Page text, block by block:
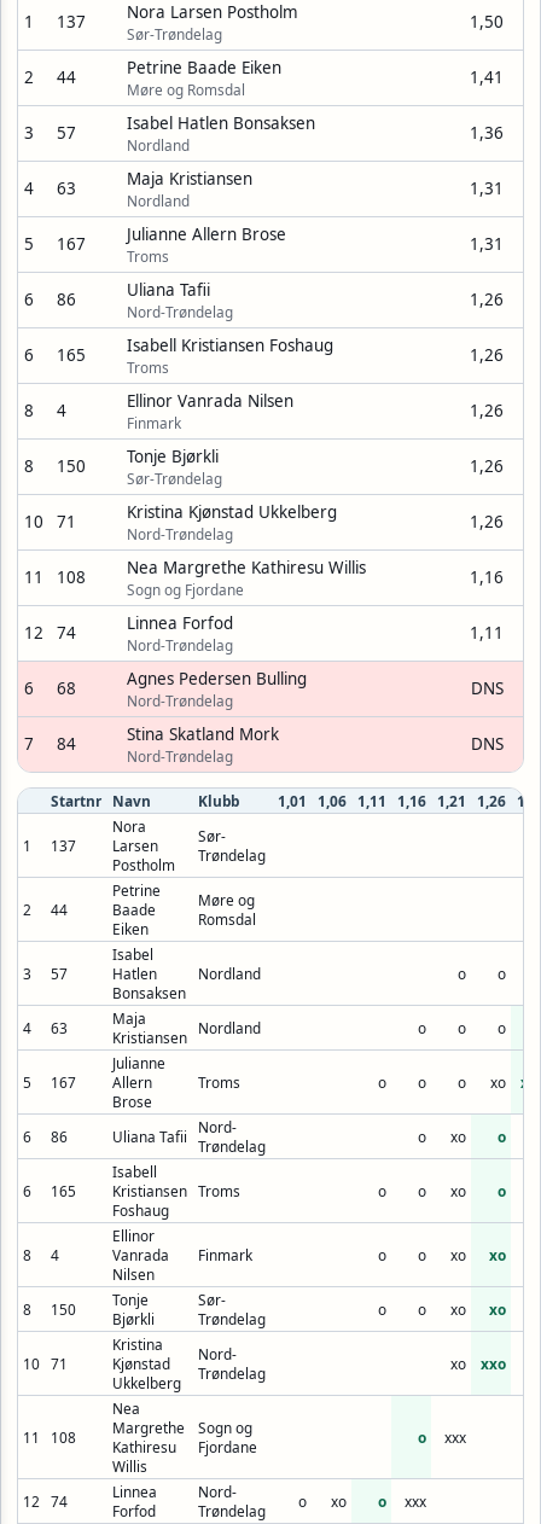
1 137 Nora Larsen Postholm
Sør-Trøndelag
1,50
2 44 Petrine Baade Eiken
Møre og Romsdal
1,41
3 57 Isabel Hatlen Bonsaksen
Nordland
1,36
4 63 Maja Kristiansen
Nordland
1,31
5 167 Julianne Allern Brose
Troms
1,31
6 86 Uliana Tafii
Nord-Trøndelag
1,26
6 165 Isabell Kristiansen Foshaug
Troms
1,26
8 4 Ellinor Vanrada Nilsen
Finmark
1,26
8 150 Tonje Bjørkli
Sør-Trøndelag
1,26
10 71 Kristina Kjønstad Ukkelberg
Nord-Trøndelag
1,26
11 108 Nea Margrethe Kathiresu Willis
Sogn og Fjordane
1,16
12 74 Linnea Forfod
Nord-Trøndelag
1,11
6 68 Agnes Pedersen Bulling
Nord-Trøndelag
DNS
7 84 Stina Skatland Mork
Nord-Trøndelag
DNS
Startnr Navn Klubb 1,01 1,06 1,11 1,16 1,21 1,26
1 137
Nora
Larsen
Postholm
Sør-
Trøndelag
2 44
Petrine
Baade
Eiken
Møre og
Romsdal
3 57
Isabel
Hatlen
Bonsaksen
Nordland o o
4 63
Maja
Kristiansen
Nordland o o o
5 167
Julianne
Allern
Brose
Troms o o o xo
6 86 Uliana Tafii
Nord-
Trøndelag
o xo o
6 165
Isabell
Kristiansen
Foshaug
Troms o o xo o
8 4
Ellinor
Vanrada
Nilsen
Finmark o o xo xo
8 150
Tonje
Bjørkli
Sør-
Trøndelag
o o xo xo
10 71
Kristina
Kjønstad
Ukkelberg
Nord-
Trøndelag
xo xxo
11 108
Nea
Margrethe
Kathiresu
Willis
Sogn og
Fjordane
o xxx
12 74
Linnea
Forfod
Nord-
Trøndelag
o xo o xxx